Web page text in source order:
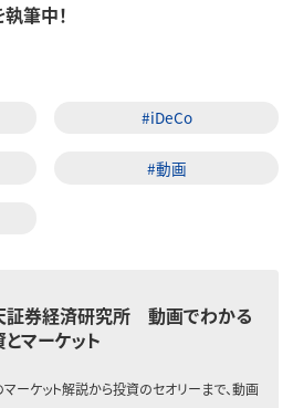
筆中！
#iDeCo
#動画
証券経済研究所 動画でわかる
マーケット
ーケット解説から投資のセオリーまで、動画